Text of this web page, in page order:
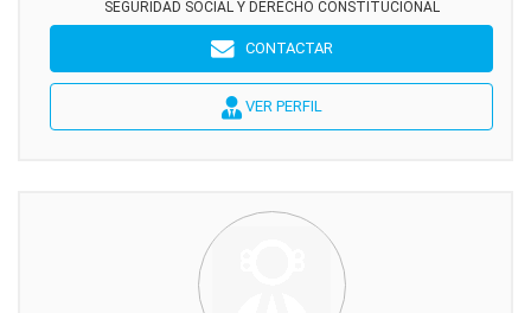
SEGURIDAD SOCIAL Y DERECHO CONSTITUCIONAL
CONTACTAR
VER PERFIL